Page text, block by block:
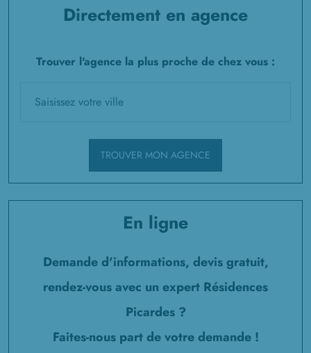
Directement en agence
Trouver l'agence la plus proche de chez vous :
TROUVER MON AGENCE
En ligne
Demande d'informations, devis gratuit,
rendez-vous avec un expert Résidences
Picardes ?
Faites-nous part de votre demande !